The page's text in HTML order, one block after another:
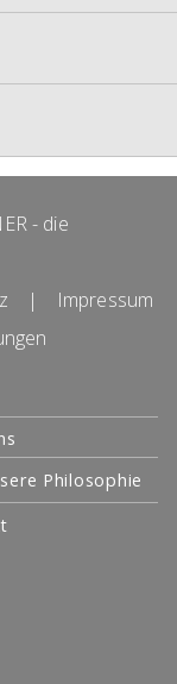
- die
|
Impressum
Philosophie